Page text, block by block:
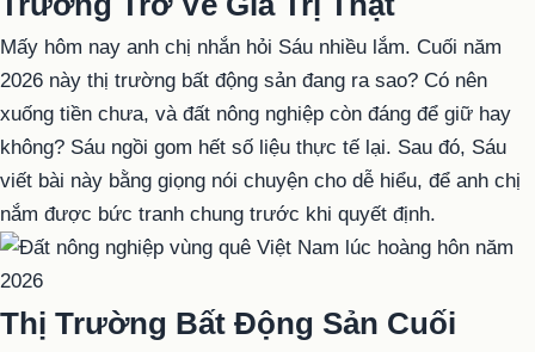
Mấy hôm nay anh chị nhắn hỏi Sáu nhiều lắm. Cuối năm
2026 này thị trường bất động sản đang ra sao? Có nên
xuống tiền chưa, và đất nông nghiệp còn đáng để giữ hay
không? Sáu ngồi gom hết số liệu thực tế lại. Sau đó, Sáu
viết bài này bằng giọng nói chuyện cho dễ hiểu, để anh chị
nắm được bức tranh chung trước khi quyết định.
Thị Trường Bất Động Sản Cuối